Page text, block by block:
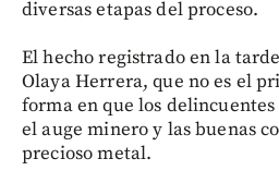
diversas etapas del proceso.
El hecho registrado en la
Olaya Herrera, que no es el
forma en que los
el auge minero y las buenas
precioso metal.